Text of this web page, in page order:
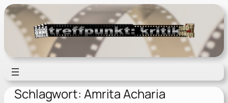
Zum
Inhalt
springen
Schlagwort: Amrita Acharia